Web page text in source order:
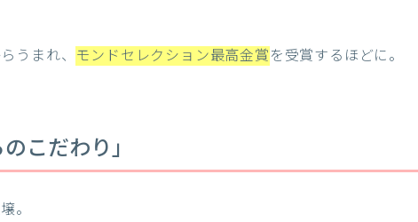
うまれ、 モンドセレクション最高金賞を受賞するほどに。
こだわり」
。